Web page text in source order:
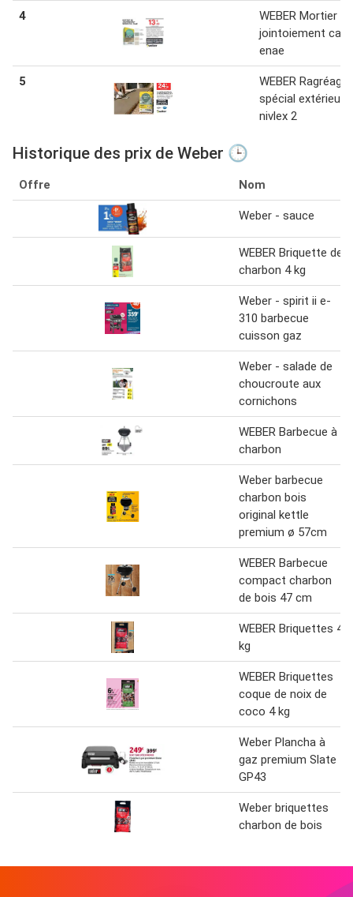
4
WEBER Mortier de
jointoiement cal
enae
5
WEBER Ragréage
spécial extérieur
nivlex 2
Historique des prix de Weber 🕒
Offre Nom
Weber - sauce
WEBER Briquette de
charbon 4 kg
Weber - spirit ii e-
310 barbecue
cuisson gaz
Weber - salade de
choucroute aux
cornichons
WEBER Barbecue à
charbon
Weber barbecue
charbon bois
original kettle
premium ø 57cm
WEBER Barbecue
compact charbon
de bois 47 cm
WEBER Briquettes 4
kg
WEBER Briquettes
coque de noix de
coco 4 kg
Weber Plancha à
gaz premium Slate
GP43
Weber briquettes
charbon de bois